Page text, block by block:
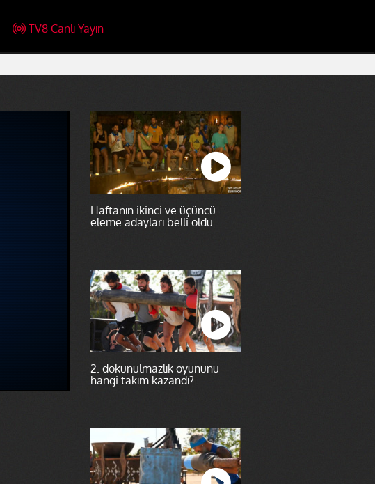
TV8 Canlı Yayın
Haftanın ikinci ve üçüncü
eleme adayları belli oldu
2. dokunulmazlık oyununu
hangi takım kazandı?